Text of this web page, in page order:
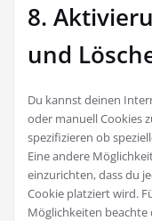
8.
und
Du kannst deinen
oder manuell Cookies
spezifizieren ob
Eine andere
einzurichten, dass du
Cookie platziert wird.
Möglichkeiten beachte